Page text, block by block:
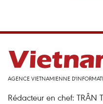
AGENCE VIETNAMIENNE
Rédacteur en chef: TRÂN